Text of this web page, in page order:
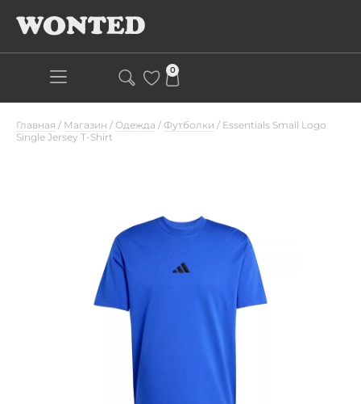
0
Главная / Магазин / Одежда / Футболки / Essentials Small Logo
Single Jersey T-Shirt